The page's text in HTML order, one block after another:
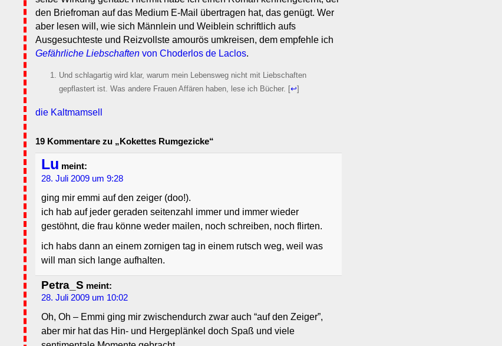
den Briefroman auf das Medium E-Mail übertragen hat, das genügt. Wer
aber lesen will, wie sich Männlein und Weiblein schriftlich aufs
Ausgesuchteste und Reizvollste amourös umkreisen, dem empfehle ich
Gefährliche Liebschaften von Choderlos de Laclos.
Und schlagartig wird klar, warum mein Lebensweg nicht mit Liebschaften
gepflastert ist. Was andere Frauen Affären haben, lese ich Bücher.
↩
die Kaltmamsell
19 Kommentare zu „Kokettes Rumgezicke“
Lu meint:
28. Juli 2009 um 9:28
ging mir emmi auf den zeiger (doo!).
ich hab auf jeder geraden seitenzahl immer und immer wieder
gestöhnt, die frau könne weder mailen, noch schreiben, noch flirten.
ich habs dann an einem zornigen tag in einem rutsch weg, weil was
will man sich lange aufhalten.
Petra_S meint:
28. Juli 2009 um 10:02
Oh, Oh – Emmi ging mir zwischendurch zwar auch “auf den Zeiger”,
aber mir hat das Hin- und Hergeplänkel doch Spaß und viele